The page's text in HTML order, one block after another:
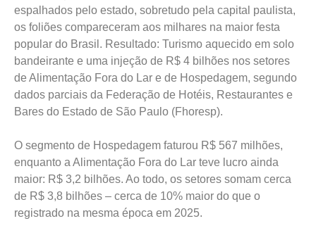
espalhados pelo estado, sobretudo pela capital paulista,
os foliões compareceram aos milhares na maior festa
popular do Brasil. Resultado: Turismo aquecido em solo
bandeirante e uma injeção de R$ 4 bilhões nos setores
de Alimentação Fora do Lar e de Hospedagem, segundo
dados parciais da Federação de Hotéis, Restaurantes e
Bares do Estado de São Paulo (Fhoresp).
O segmento de Hospedagem faturou R$ 567 milhões,
enquanto a Alimentação Fora do Lar teve lucro ainda
maior: R$ 3,2 bilhões. Ao todo, os setores somam cerca
de R$ 3,8 bilhões – cerca de 10% maior do que o
registrado na mesma época em 2025.